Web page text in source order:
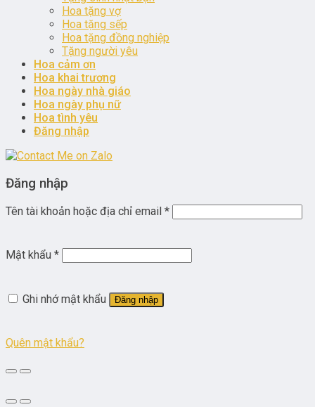
Hoa tặng vợ
Hoa tặng sếp
Hoa tặng đồng nghiệp
Tặng người yêu
Hoa cảm ơn
Hoa khai trương
Hoa ngày nhà giáo
Hoa ngày phụ nữ
Hoa tình yêu
Đăng nhập
Đăng nhập
Tên tài khoản hoặc địa chỉ email *
Mật khẩu *
Ghi nhớ mật khẩu Đăng nhập
Quên mật khẩu?